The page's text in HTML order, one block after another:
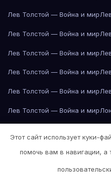
Лев Толстой — Война и мир
Лев Толстой — Война и мир
Лев Толстой — Война и мир
Лев Толстой — Война и мир
Лев Толстой — Война и мир
Лев Толстой — Война и мир
Лос-Анджелес
Этот сайт использует куки-
помочь вам в навигации, а